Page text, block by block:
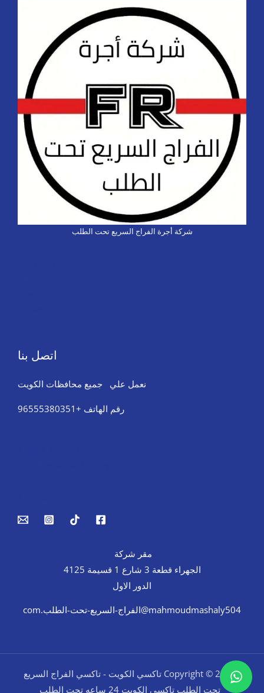
شركة أجرة الفراج السريع تحت الطلب
اتصل بنا
نعمل علي جميع محافظات الكويت
رقم الهاتف +96555380351
مقر شركة
الجهراء قطعة 3 شارع 1 قسيمة 4125
الدور الاول
mahmoudmashaly504@الفراج-السريع-تحت-الطلب.com
Copyright © 2026 تاكسي الكويت - تاكسي الفراج السريع
تحت الطلب تاكسي الكويت 24 ساعه تحت الطلب